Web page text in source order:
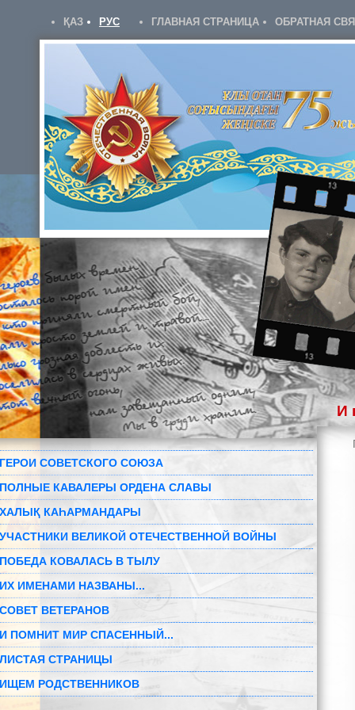
ҚАЗ РУС ГЛАВНАЯ СТРАНИЦА ОБРАТНАЯ
И
ГЕРОИ СОВЕТСКОГО СОЮЗА
ПОЛНЫЕ КАВАЛЕРЫ ОРДЕНА СЛАВЫ
ХАЛЫҚ КАҺАРМАНДАРЫ
УЧАСТНИКИ ВЕЛИКОЙ ОТЕЧЕСТВЕННОЙ ВОЙНЫ
ПОБЕДА КОВАЛАСЬ В ТЫЛУ
ИХ ИМЕНАМИ НАЗВАНЫ...
СОВЕТ ВЕТЕРАНОВ
И ПОМНИТ МИР СПАСЕННЫЙ...
ЛИСТАЯ СТРАНИЦЫ
ИЩЕМ РОДСТВЕННИКОВ